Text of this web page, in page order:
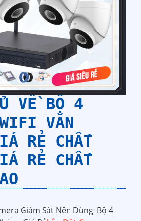
VỀ BỘ 4
WIFI VĂN
RẺ CHẤT
RẺ CHẤT
Giám Sát Nên Dùng: Bộ 4